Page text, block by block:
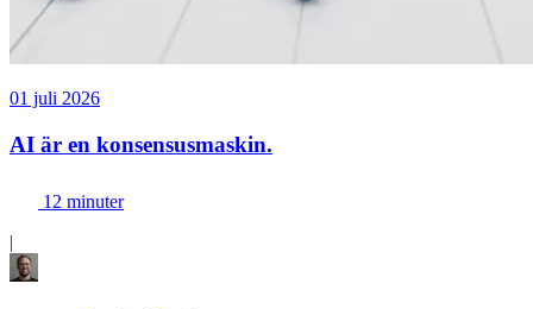
01 juli 2026
AI är en konsensusmaskin.
12 minuter
|